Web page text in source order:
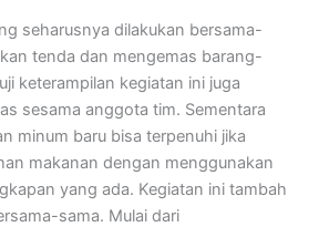
seharusnya dilakukan bersama-
tenda dan mengemas barang-
keterampilan kegiatan ini juga
sesama anggota tim. Sementara
minum baru bisa terpenuhi jika
makanan dengan menggunakan
yang ada. Kegiatan ini tambah
sama. Mulai dari